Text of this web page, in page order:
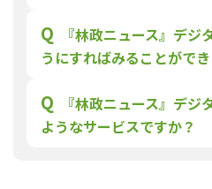
Q
『林政ニュース』デジ
うにすればみることがで
Q
『林政ニュース』デジ
ようなサービスですか？